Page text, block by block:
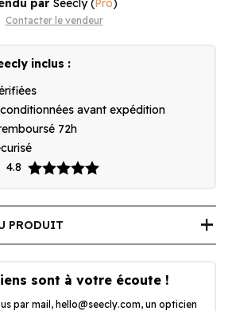
Contacter le vendeur
inclus :
avant expédition
72h
4.8
PRODUIT add
sont à votre écoute !
par mail, hello@seecly.com, un opticien